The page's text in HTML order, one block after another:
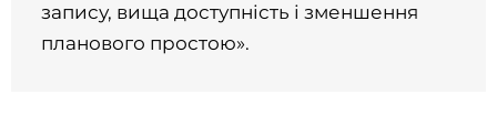
запису, вища доступність і зменшення
планового простою».